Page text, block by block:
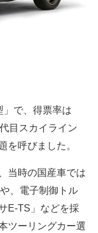
で、得票率は
目スカイライン
を呼びました。
当時の国産車では
、電子制御トル
E-TS」などを採
ツーリングカー選